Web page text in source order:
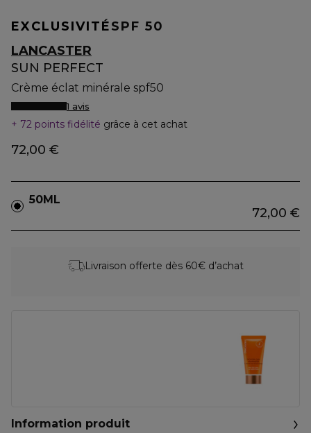
EXCLUSIVITÉSPF 50
LANCASTER
SUN PERFECT
Crème éclat minérale spf50
1 avis
72 points fidélité grâce à cet achat
72,00 €
50ML
72,00 €
Livraison offerte dès 60€ d’achat
Information produit